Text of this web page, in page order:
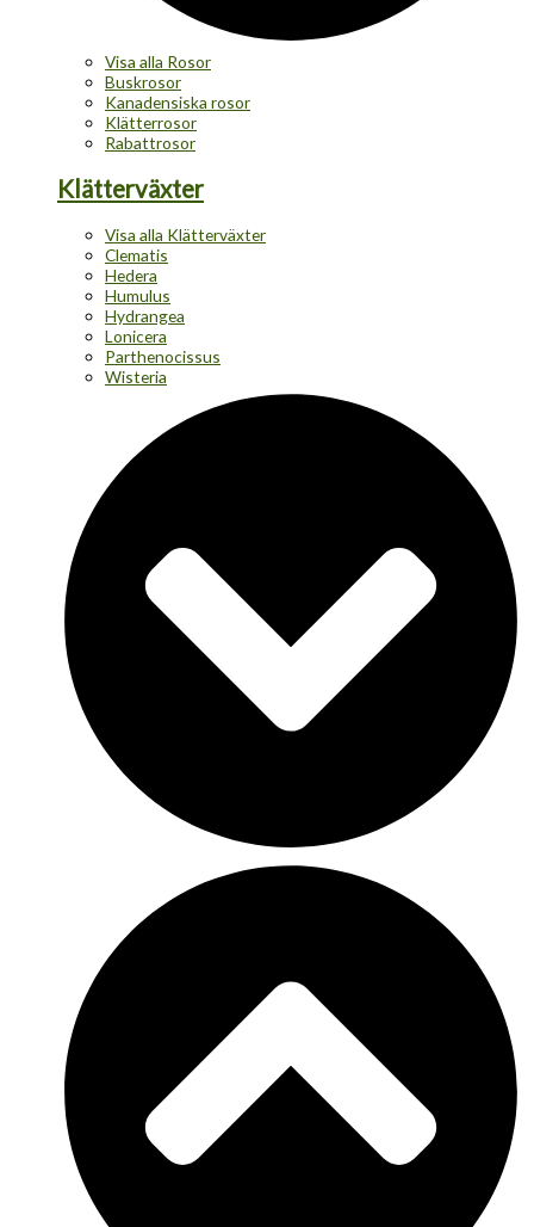
Visa alla Rosor
Buskrosor
Kanadensiska rosor
Klätterrosor
Rabattrosor
Klätterväxter
Visa alla Klätterväxter
Clematis
Hedera
Humulus
Hydrangea
Lonicera
Parthenocissus
Wisteria